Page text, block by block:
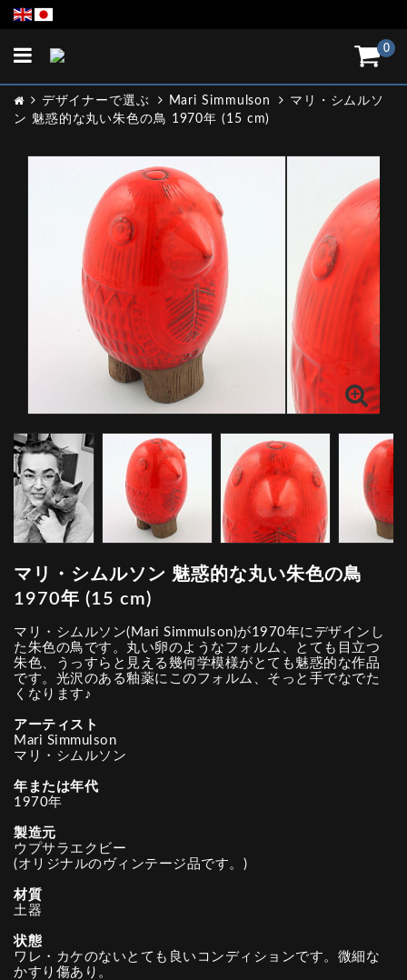
0
Toggle
デザイナーで選ぶ Mari Simmulson
マリ・シムルソ
ン 魅惑的な丸い朱色の鳥 1970年 (15 cm)
マリ・シムルソン 魅惑的な丸い朱色の鳥
1970年 (15 cm)
マリ・シムルソン(Mari Simmulson)が1970年にデザインし
た朱色の鳥です。丸い卵のようなフォルム、とても目立つ
朱色、うっすらと見える幾何学模様がとても魅惑的な作品
です。光沢のある釉薬にこのフォルム、そっと手でなでた
くなります♪
アーティスト
Mari Simmulson
マリ・シムルソン
年または年代
1970年
製造元
ウプサラエクビー
(オリジナルのヴィンテージ品です。)
材質
土器
状態
ワレ・カケのないとても良いコンディションです。微細な
かすり傷あり。